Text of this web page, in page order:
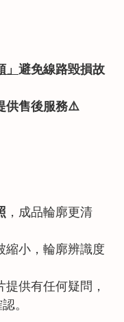
避免線路毀損故
供售後服務⚠️
，成品輪廓更清
縮小，輪廓辨識度
供有任何疑問，
。